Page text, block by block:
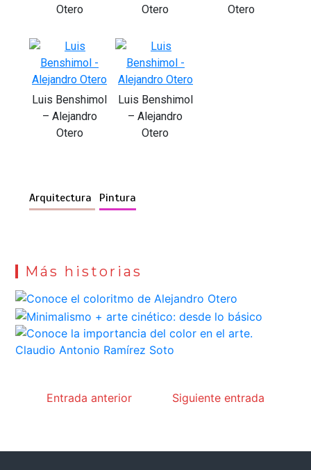
Otero
Otero
Otero
Luis Benshimol
– Alejandro
Otero
Luis Benshimol
– Alejandro
Otero
Arquitectura Pintura
Más historias
Entrada anterior Siguiente entrada